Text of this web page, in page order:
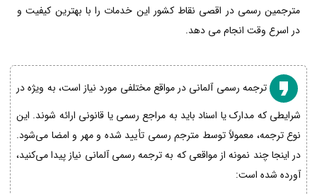
مترجمین رسمی در اقصی نقاط کشور این خدمات را با بهترین کیفیت و
در اسرع وقت انجام می دهد.
ترجمه رسمی آلمانی در مواقع مختلفی مورد نیاز است، به ویژه در
شرایطی که مدارک یا اسناد باید به مراجع رسمی یا قانونی ارائه شوند. این
نوع ترجمه، معمولاً توسط مترجم رسمی تأیید شده و مهر و امضا می‌شود.
در اینجا چند نمونه از مواقعی که به ترجمه رسمی آلمانی نیاز پیدا می‌کنید،
آورده شده است: